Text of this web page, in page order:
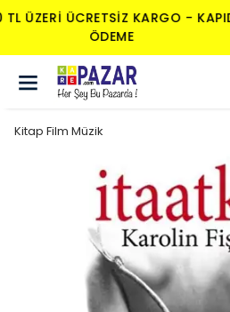
850 TL ÜZERI ÜCRETSIZ
Kitap Film Müzik